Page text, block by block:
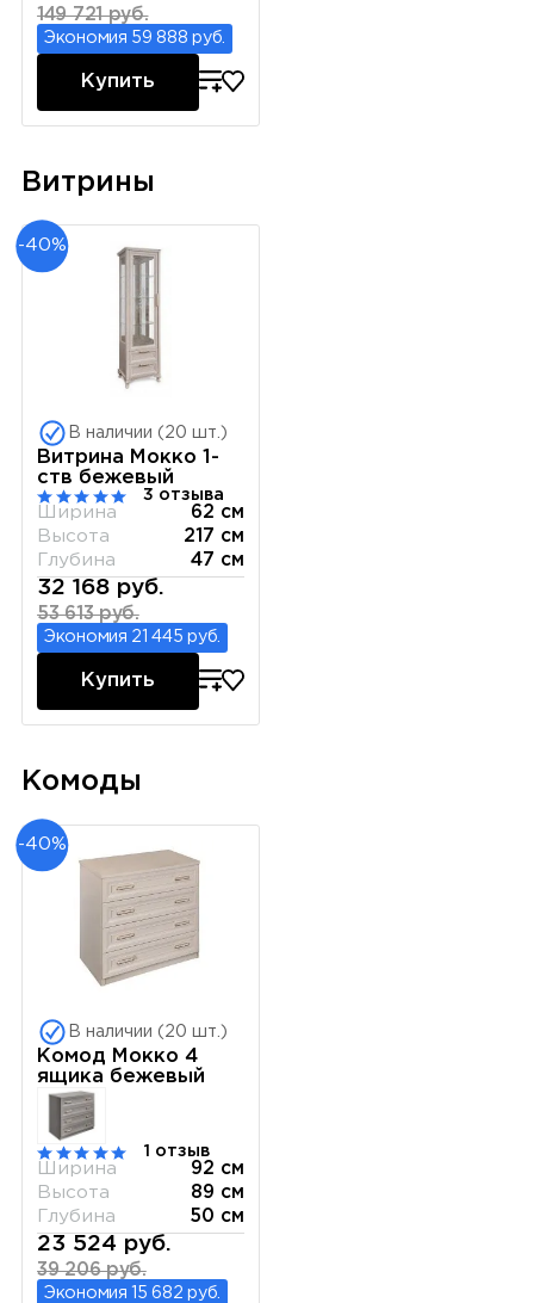
149 721 руб.
Экономия 59 888 руб.
Купить
Витрины
-40%
В наличии (20 шт.)
Витрина Мокко 1-
ств бежевый
3 отзыва
Ширина
62 см
Высота
217 см
Глубина
47 см
32 168 руб.
53 613 руб.
Экономия 21 445 руб.
Купить
Комоды
-40%
В наличии (20 шт.)
Комод Мокко 4
ящика бежевый
1 отзыв
Ширина
92 см
Высота
89 см
Глубина
50 см
23 524 руб.
39 206 руб.
Экономия 15 682 руб.